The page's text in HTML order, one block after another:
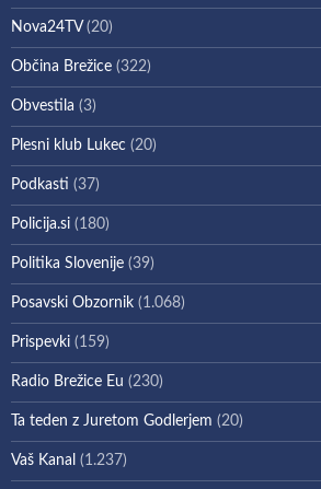
Nova24TV(20)
Občina Brežice (322)
Obvestila (3)
Plesni klub Lukec (20)
Podkasti (37)
Policija.si (180)
Politika Slovenije (39)
Posavski Obzornik (1.068)
Prispevki (159)
Radio Brežice Eu (230)
Ta teden z Juretom Godlerjem (20)
Vaš Kanal (1.237)